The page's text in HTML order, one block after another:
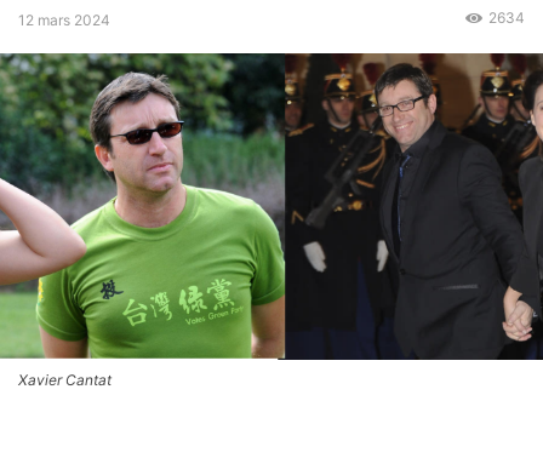
12 mars 2024 2634
Xavier Cantat